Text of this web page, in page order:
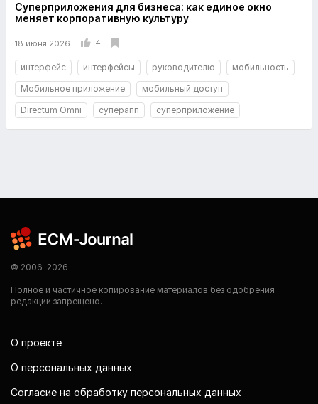
Суперприложения для бизнеса: как единое окно
меняет корпоративную культуру
18 июня 2026 4
интерфейс интерфейсы руководителю
мобильность
Мобильное приложение
мобильный доступ
Directum Omni
суперапп суперприложение
© 2006-2026
Полное и частичное копирование материалов без одобрения
редакции запрещено.
О проекте
О персональных данных
Согласие на обработку персональных данных